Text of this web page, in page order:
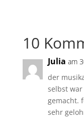
10
Julia am
der
selbst
gemacht.
sehr